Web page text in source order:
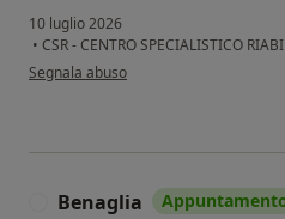
10 luglio 2026
• CSR - CENTRO SPECIALISTICO
secondo l'opinione dell'utente Elena
Segnala abuso
Benaglia